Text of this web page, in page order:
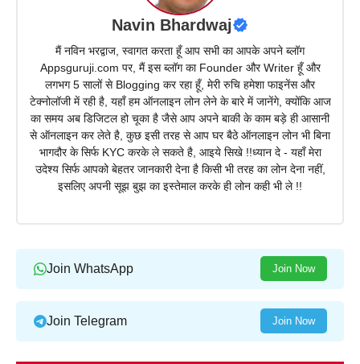
Navin Bhardwaj
मैं नविन भरद्वाज, स्वागत करता हूँ आप सभी का आपके अपने ब्लॉग
Appsguruji.com पर, मैं इस ब्लॉग का Founder और Writer हूँ और
लगभग 5 सालों से Blogging कर रहा हूँ, मेरी रुचि हमेशा फाइनेंस और
टेक्नोलॉजी में रही है, यहाँ हम ऑनलाइन लोन लेने के बारे में जानेंगे, क्योंकि आज
का समय अब डिजिटल हो चूका है जैसे आप अपने बाकी के काम बड़े ही आसानी
से ऑनलाइन कर लेते है, कुछ इसी तरह से आप घर बैठे ऑनलाइन लोन भी बिना
भागदौर के सिर्फ KYC करके ले सकते है, आइये सिखे !!ध्यान दे - यहाँ मेरा
उदेश्य सिर्फ आपको बेहतर जानकारी देना है किसी भी तरह का लोन देना नहीं,
इसलिए अपनी सूझ बुझ का इस्तेमाल करके ही लोन कही भी ले !!
Join WhatsApp Join Now
Join Telegram Join Now